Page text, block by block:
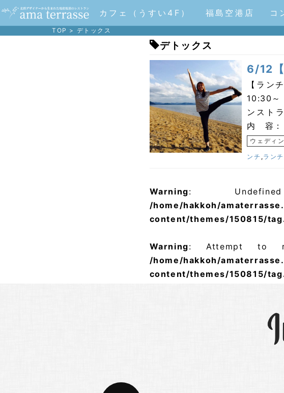
カフェ（うすい4F） 福島空港店 コ
TOP > デトックス
デトックス
6/12
【ラン
10:30～
ンスト
内 容：
ウェディ
ンチ ,ラン
Warning:
/home/hakkoh/
content/themes/150815/
Warning: Attempt to
/home/hakkoh/
content/themes/150815/